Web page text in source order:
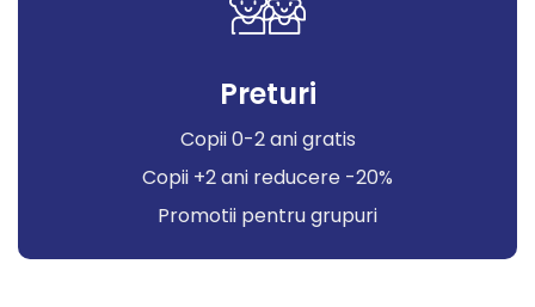
Preturi
Copii 0-2 ani gratis
Copii +2 ani reducere -20%
Promotii pentru grupuri